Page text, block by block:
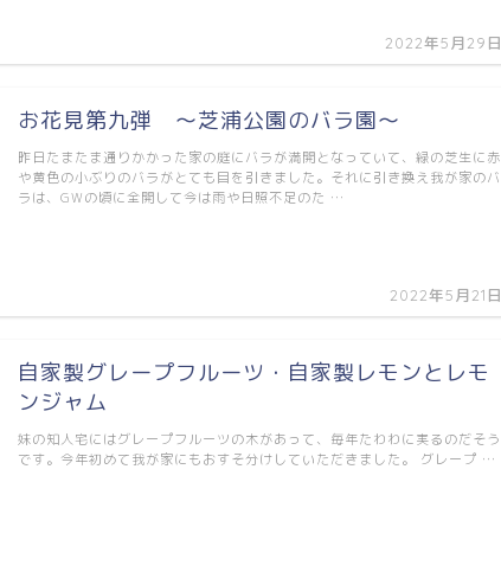
2022年5月29日
お花見第九弾 ～芝浦公園のバラ園～
2022年5月21日
昨日たまたま通りかかった家の庭にバラが満開となっていて、緑の芝生に赤
や黄色の小ぶりのバラがとても目を引きました。それに引き換え我が家のバ
ラは、GWの頃に全開して今は雨や日照不足のた …
自家製グレープフルーツ・自家製レモンとレモ
ンジャム
妹の知人宅にはグレープフルーツの木があって、毎年たわわに実るのだそう
です。今年初めて我が家にもおすそ分けしていただきました。 グレープ …